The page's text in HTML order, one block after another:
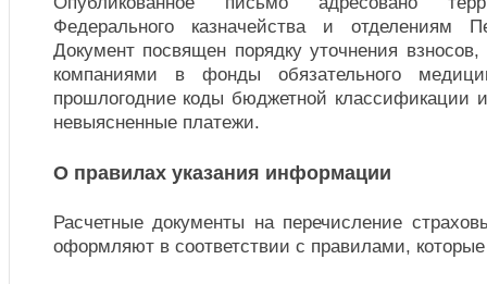
Федерального казначейства и отделениям
Документ посвящен порядку уточнения
компаниями в фонды обязательного
прошлогодние коды бюджетной классификации
невыясненные платежи.
О правилах указания информации
Расчетные документы на перечисление
оформляют в соответствии с правилами,